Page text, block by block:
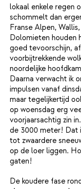
lokaal enkele regen
schommelt dan
Franse Alpen,
Dolomieten houden
goed tevoorschijn,
voorbijtrekkende
noordelijke
Daarna verwacht ik
impulsen vanaf
maar tegelijkertijd
op woensdag erg
voorjaarsachtig zin
de 3000 meter! Dat
tot zwaardere
op de loer liggen.
gaten!
De koudere fase